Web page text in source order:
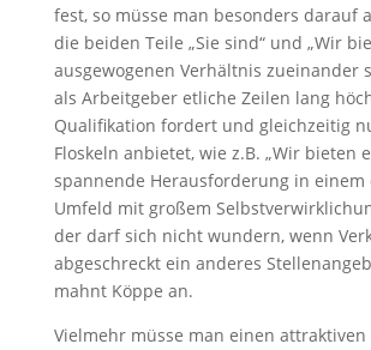
fest, so müsse man besonders darauf
die beiden Teile „Sie sind“ und „Wir
ausgewogenen Verhältnis zueinander
als Arbeitgeber etliche Zeilen lang
Qualifikation fordert und gleichzeitig
Floskeln anbietet, wie z.B. „Wir bieten
spannende Herausforderung in einem
Umfeld mit großem
der darf sich nicht wundern, wenn
abgeschreckt ein anderes
mahnt Köppe an.
Vielmehr müsse man einen attraktiven